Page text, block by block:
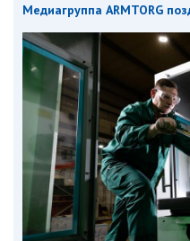
Медиагруппа ARMTORG